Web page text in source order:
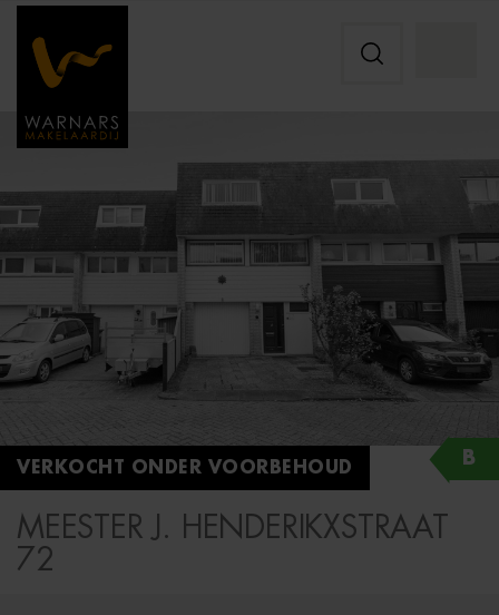
B
VERKOCHT ONDER VOORBEHOUD
MEESTER J. HENDERIKXSTRAAT
72